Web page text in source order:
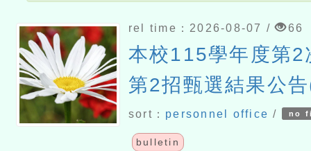
rel time：2026-08-07 / 66
本校115學年度第2
第2招甄選結果公
續辦三招)
sort： personnel office / no
bulletin